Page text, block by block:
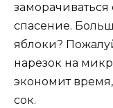
заморачиваться
спасение.
яблоки?
нарезок на
экономит
сок.